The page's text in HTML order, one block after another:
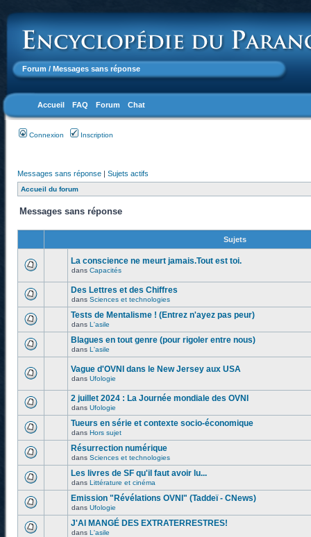
Forum / Messages sans réponse
Accueil FAQ Forum Chat
Connexion Inscription
Messages sans réponse | Sujets actifs
Accueil du forum
Messages sans réponse
Sujets
La conscience ne meurt jamais.Tout est toi.
dans Capacités
Des Lettres et des Chiffres
dans Sciences et technologies
Tests de Mentalisme ! (Entrez n'ayez pas peur)
dans L'asile
Blagues en tout genre (pour rigoler entre nous)
dans L'asile
Vague d'OVNI dans le New Jersey aux USA
dans Ufologie
2 juillet 2024 : La Journée mondiale des OVNI
dans Ufologie
Tueurs en série et contexte socio-économique
dans Hors sujet
Résurrection numérique
dans Sciences et technologies
Les livres de SF qu'il faut avoir lu...
dans Littérature et cinéma
Emission "Révélations OVNI" (Taddeï - CNews)
dans Ufologie
J'AI MANGÉ DES EXTRATERRESTRES!
dans L'asile